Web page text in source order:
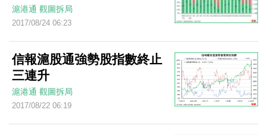
滬港通 觀圖拆局
2017/08/24 06:23
信報滬股通強勢股指數終止
三連升
滬港通 觀圖拆局
2017/08/22 06:19